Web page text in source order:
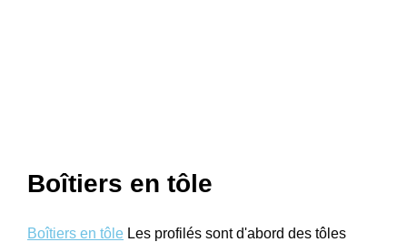
Boîtiers en tôle
Boîtiers en tôle Les profilés sont d'abord des tôles